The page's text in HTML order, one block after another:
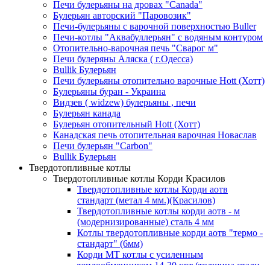
Печи булерьяны на дровах "Canada"
Булерьян авторский "Паровозик"
Печи-булерьяны с варочной поверхностью Buller
Печи-котлы "Аквабуллерьян" с водяным контуром
Отопительно-варочная печь "Сварог м"
Печи булеряны Аляска ( г.Одесса)
Bullik Булерьян
Печи булерьяны отопительно варочные Hott (Хотт)
Булерьяны буран - Украина
Видзев ( widzew) булерьяны , печи
Булерьян канада
Булерьян отопительный Hott (Хотт)
Канадская печь отопительная варочная Новаслав
Печи булерьян "Carbon"
Bullik Булерьян
Твердотопливные котлы
Твердотопливные котлы Корди Красилов
Твердотопливные котлы Корди аотв
стандарт (метал 4 мм.)(Красилов)
Твердотопливные котлы корди аотв - м
(модернизированные) сталь 4 мм
Котлы твердотопливные корди аотв "термо -
cтандарт" (6мм)
Корди МТ котлы с усиленным